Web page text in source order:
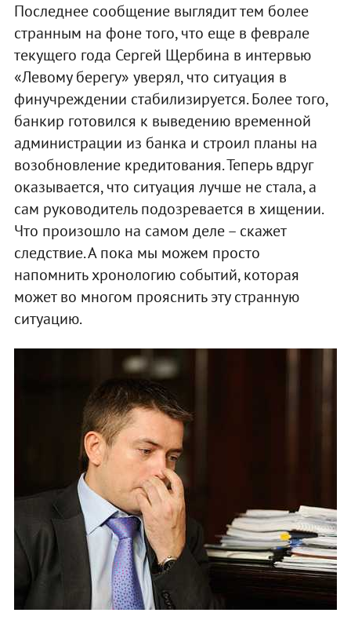
Последнее сообщение выглядит тем более
странным на фоне того, что еще в феврале
текущего года Сергей Щербина в интервью
«Левому берегу» уверял, что ситуация в
финучреждении стабилизируется. Более того,
банкир готовился к выведению временной
администрации из банка и строил планы на
возобновление кредитования. Теперь вдруг
оказывается, что ситуация лучше не стала, а
сам руководитель подозревается в хищении.
Что произошло на самом деле – скажет
следствие. А пока мы можем просто
напомнить хронологию событий, которая
может во многом прояснить эту странную
ситуацию.